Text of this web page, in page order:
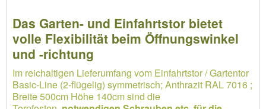
Das Garten- und Einfahrtstor bietet
volle Flexibilität beim Öffnungswinkel
und -richtung
Im reichaltigen Lieferumfang vom Einfahrtstor / Gartentor
Basic-Line (2-flügelig) symmetrisch; Anthrazit RAL 7016 ;
Breite 500cm Höhe 140cm sind die